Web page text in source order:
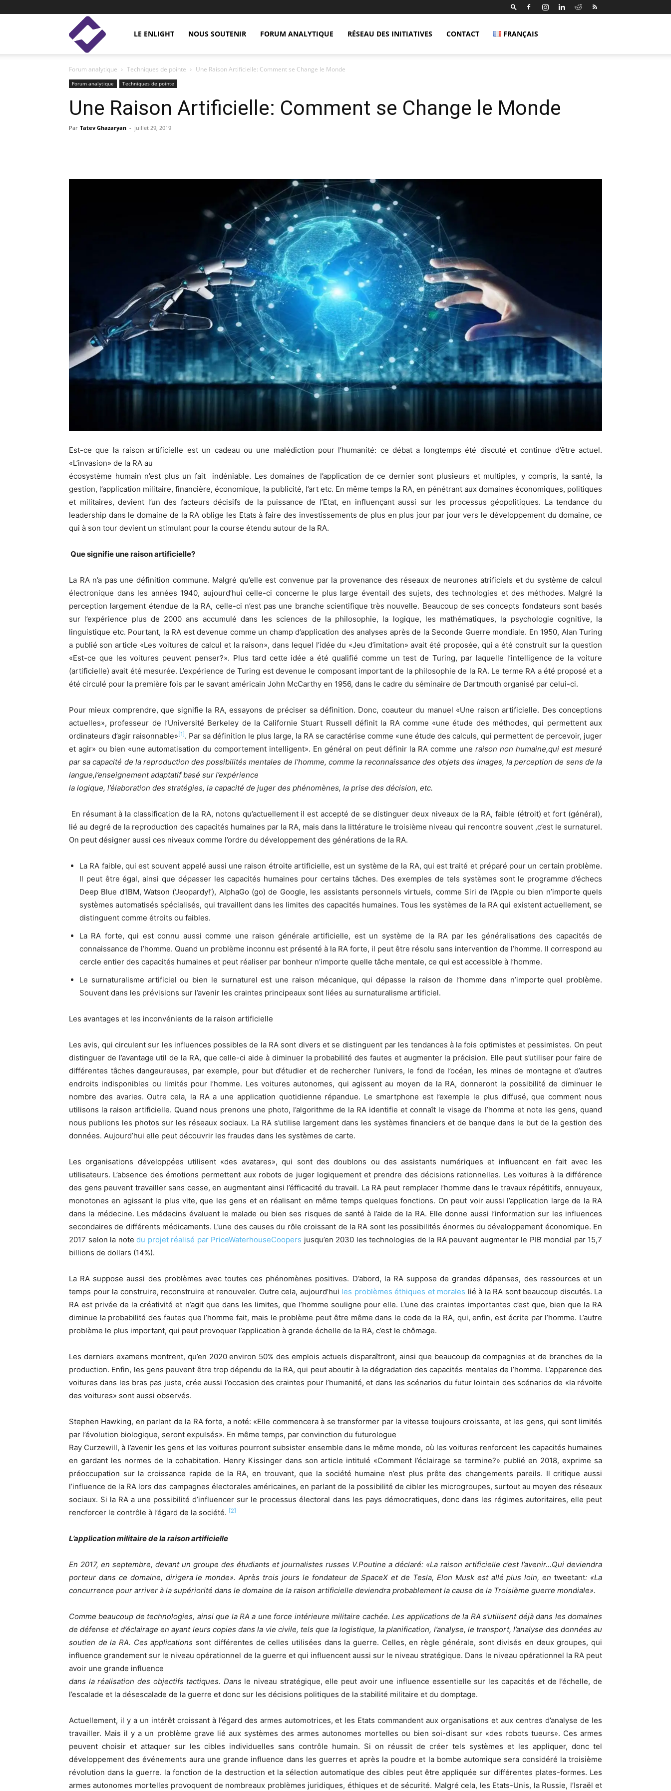
Enlight
Studies
LE ENLIGHT NOUS SOUTENIR FORUM ANALYTIQUE RÉSEAU DES INITIATIVES CONTACT FRANÇAIS
Forum analytique Techniques de pointe Une Raison Artificielle: Comment se Change le Monde
Forum analytique Techniques de pointe
Une Raison Artificielle: Comment se Change le Monde
Par Tatev Ghazaryan - juillet 29, 2019
Est-ce que la raison artificielle est un cadeau ou une malédiction pour l’humanité: ce débat a longtemps été discuté et continue d’être actuel.
«L’invasion» de la RA au
écosystème humain n’est plus un fait indéniable. Les domaines de l’application de ce dernier sont plusieurs et multiples, y compris, la santé, la
gestion, l’application militaire, financière, économique, la publicité, l’art etc. En même temps la RA, en pénétrant aux domaines économiques, politiques
et militaires, devient l’un des facteurs décisifs de la puissance de l’Etat, en influençant aussi sur les processus géopolitiques. La tendance du
leadership dans le domaine de la RA oblige les Etats à faire des investissements de plus en plus jour par jour vers le développement du domaine, ce
qui à son tour devient un stimulant pour la course étendu autour de la RA.
Que signifie une raison artificielle?
La RA n’a pas une définition commune. Malgré qu’elle est convenue par la provenance des réseaux de neurones atrificiels et du système de calcul
électronique dans les années 1940, aujourd’hui celle-ci concerne le plus large éventail des sujets, des technologies et des méthodes. Malgré la
perception largement étendue de la RA, celle-ci n’est pas une branche scientifique très nouvelle. Beaucoup de ses concepts fondateurs sont basés
sur l’expérience plus de 2000 ans accumulé dans les sciences de la philosophie, la logique, les mathématiques, la psychologie cognitive, la
linguistique etc. Pourtant, la RA est devenue comme un champ d’application des analyses après de la Seconde Guerre mondiale. En 1950, Alan Turing
a publié son article «Les voitures de calcul et la raison», dans lequel l’idée du «Jeu d’imitation» avait été proposée, qui a été construit sur la question
«Est-ce que les voitures peuvent penser?». Plus tard cette idée a été qualifié comme un test de Turing, par laquelle l’intelligence de la voiture
(artificielle) avait été mesurée. L’expérience de Turing est devenue le composant important de la philosophie de la RA. Le terme RA a été proposé et a
été circulé pour la première fois par le savant américain John McCarthy en 1956, dans le cadre du séminaire de Dartmouth organisé par celui-ci.
Pour mieux comprendre, que signifie la RA, essayons de préciser sa définition. Donc, coauteur du manuel «Une raison artificielle. Des conceptions
actuelles», professeur de l’Université Berkeley de la Californie Stuart Russell définit la RA comme «une étude des méthodes, qui permettent aux
ordinateurs d’agir raisonnable»[1]. Par sa définition le plus large, la RA se caractérise comme «une étude des calculs, qui permettent de percevoir, juger
et agir» ou bien «une automatisation du comportement intelligent». En général on peut définir la RA comme une raison non humaine,qui est mesuré
par sa capacité de la reproduction des possibilités mentales de l’homme, comme la reconnaissance des objets des images, la perception de sens de la
langue,l’enseignement adaptatif basé sur l’expérience
la logique, l’élaboration des stratégies, la capacité de juger des phénomènes, la prise des décision, etc.
En résumant à la classification de la RA, notons qu’actuellement il est accepté de se distinguer deux niveaux de la RA, faible (étroit) et fort (général),
lié au degré de la reproduction des capacités humaines par la RA, mais dans la littérature le troisième niveau qui rencontre souvent ,c’est le surnaturel.
On peut désigner aussi ces niveaux comme l’ordre du développement des générations de la RA.
La RA faible, qui est souvent appelé aussi une raison étroite artificielle, est un système de la RA, qui est traité et préparé pour un certain problème.
Il peut être égal, ainsi que dépasser les capacités humaines pour certains tâches. Des exemples de tels systèmes sont le programme d’échecs
Deep Blue d’IBM, Watson (‘Jeopardy!’), AlphaGo (go) de Google, les assistants personnels virtuels, comme Siri de l’Apple ou bien n’importe quels
systèmes automatisés spécialisés, qui travaillent dans les limites des capacités humaines. Tous les systèmes de la RA qui existent actuellement, se
distinguent comme étroits ou faibles.
La RA forte, qui est connu aussi comme une raison générale artificielle, est un système de la RA par les généralisations des capacités de
connaissance de l’homme. Quand un problème inconnu est présenté à la RA forte, il peut être résolu sans intervention de l’homme. Il correspond au
cercle entier des capacités humaines et peut réaliser par bonheur n’importe quelle tâche mentale, ce qui est accessible à l’homme.
Le surnaturalisme artificiel ou bien le surnaturel est une raison mécanique, qui dépasse la raison de l’homme dans n’importe quel problème.
Souvent dans les prévisions sur l’avenir les craintes principeaux sont liées au surnaturalisme artificiel.
Les avantages et les inconvénients de la raison artificielle
Les avis, qui circulent sur les influences possibles de la RA sont divers et se distinguent par les tendances à la fois optimistes et pessimistes. On peut
distinguer de l’avantage util de la RA, que celle-ci aide à diminuer la probabilité des fautes et augmenter la précision. Elle peut s’utiliser pour faire de
différentes tâches dangeureuses, par exemple, pour but d’étudier et de rechercher l’univers, le fond de l’océan, les mines de montagne et d’autres
endroits indisponibles ou limités pour l’homme. Les voitures autonomes, qui agissent au moyen de la RA, donneront la possibilité de diminuer le
nombre des avaries. Outre cela, la RA a une application quotidienne répandue. Le smartphone est l’exemple le plus diffusé, que comment nous
utilisons la raison artificielle. Quand nous prenons une photo, l’algorithme de la RA identifie et connaît le visage de l’homme et note les gens, quand
nous publions les photos sur les réseaux sociaux. La RA s’utilise largement dans les systèmes financiers et de banque dans le but de la gestion des
données. Aujourd’hui elle peut découvrir les fraudes dans les systèmes de carte.
Les organisations développées utilisent «des avatares», qui sont des doublons ou des assistants numériques et influencent en fait avec les
utilisateurs. L’absence des émotions permettent aux robots de juger logiquement et prendre des décisions rationnelles. Les voitures à la différence
des gens peuvent travailler sans cesse, en augmentant ainsi l’éfficacité du travail. La RA peut remplacer l’homme dans le travaux répétitifs, ennuyeux,
monotones en agissant le plus vite, que les gens et en réalisant en même temps quelques fonctions. On peut voir aussi l’application large de la RA
dans la médecine. Les médecins évaluent le malade ou bien ses risques de santé à l’aide de la RA. Elle donne aussi l’information sur les influences
secondaires de différents médicaments. L’une des causes du rôle croissant de la RA sont les possibilités énormes du développement économique. En
2017 selon la note du projet réalisé par PriceWaterhouseCoopers jusqu’en 2030 les technologies de la RA peuvent augmenter le PIB mondial par 15,7
billions de dollars (14%).
La RA suppose aussi des problèmes avec toutes ces phénomènes positives. D’abord, la RA suppose de grandes dépenses, des ressources et un
temps pour la construire, reconstruire et renouveler. Outre cela, aujourd’hui les problèmes éthiques et morales lié à la RA sont beaucoup discutés. La
RA est privée de la créativité et n’agit que dans les limites, que l’homme souligne pour elle. L’une des craintes importantes c’est que, bien que la RA
diminue la probabilité des fautes que l’homme fait, mais le problème peut être même dans le code de la RA, qui, enfin, est écrite par l’homme. L’autre
problème le plus important, qui peut provoquer l’application à grande échelle de la RA, c’est le chômage.
Les derniers examens montrent, qu’en 2020 environ 50% des emplois actuels disparaîtront, ainsi que beaucoup de compagnies et de branches de la
production. Enfin, les gens peuvent être trop dépendu de la RA, qui peut aboutir à la dégradation des capacités mentales de l’homme. L’apparence des
voitures dans les bras pas juste, crée aussi l’occasion des craintes pour l’humanité, et dans les scénarios du futur lointain des scénarios de «la révolte
des voitures» sont aussi observés.
Stephen Hawking, en parlant de la RA forte, a noté: «Elle commencera à se transformer par la vitesse toujours croissante, et les gens, qui sont limités
par l’évolution biologique, seront expulsés». En même temps, par convinction du futurologue
Ray Curzewill, à l’avenir les gens et les voitures pourront subsister ensemble dans le même monde, où les voitures renforcent les capacités humaines
en gardant les normes de la cohabitation. Henry Kissinger dans son article intitulé «Comment l’éclairage se termine?» publié en 2018, exprime sa
préoccupation sur la croissance rapide de la RA, en trouvant, que la société humaine n’est plus prête des changements pareils. Il critique aussi
l’influence de la RA lors des campagnes électorales américaines, en parlant de la possibilité de cibler les microgroupes, surtout au moyen des réseaux
sociaux. Si la RA a une possibilité d’influencer sur le processus électoral dans les pays démocratiques, donc dans les régimes autoritaires, elle peut
rencforcer le contrôle à l’égard de la société. [2]
L’application militaire de la raison artificielle
En 2017, en septembre, devant un groupe des étudiants et journalistes russes V.Poutine a déclaré: «La raison artificielle c’est l’avenir…Qui deviendra
porteur dans ce domaine, dirigera le monde». Après trois jours le fondateur de SpaceX et de Tesla, Elon Musk est allé plus loin, entweetant: «La
concurrence pour arriver à la supériorité dans le domaine de la raison artificielle deviendra probablement la cause de la Troisième guerre mondiale».
Comme beaucoup de technologies, ainsi que la RA a une force intérieure militaire cachée. Les applications de la RA s’utilisent déjà dans les domaines
de défense et d’éclairage en ayant leurs copies dans la vie civile, tels que la logistique, la planification, l’analyse, le transport, l’analyse des données au
soutien de la RA. Ces applications sont différentes de celles utilisées dans la guerre. Celles, en règle générale, sont divisés en deux groupes, qui
influence grandement sur le niveau opérationnel de la guerre et qui influencent aussi sur le niveau stratégique. Dans le niveau opérationnel la RA peut
avoir une grande influence
dans la réalisation des objectifs tactiques. Dans le niveau stratégique, elle peut avoir une influence essentielle sur les capacités et de l’échelle, de
l’escalade et la désescalade de la guerre et donc sur les décisions politiques de la stabilité militaire et du domptage.
Actuellement, il y a un intérêt croissant à l’égard des armes automotrices, et les Etats commandent aux organisations et aux centres d’analyse de les
travailler. Mais il y a un problème grave lié aux systèmes des armes autonomes mortelles ou bien soi-disant sur «des robots tueurs». Ces armes
peuvent choisir et attaquer sur les cibles individuelles sans contrôle humain. Si on réussit de créer tels systèmes et les appliquer, donc tel
développement des événements aura une grande influence dans les guerres et après la poudre et la bombe automique sera considéré la troisième
révolution dans la guerre. la fonction de la destruction et la sélection automatique des cibles peut être appliquée sur différentes plates-formes. Les
armes autonomes mortelles provoquent de nombreaux problèmes juridiques, éthiques et de sécurité. Malgré cela, les Etats-Unis, la Russie, l’Israël et